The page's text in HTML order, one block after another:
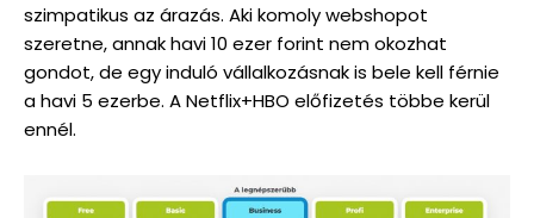
szimpatikus az árazás. Aki komoly webshopot
szeretne, annak havi 10 ezer forint nem okozhat
gondot, de egy induló vállalkozásnak is bele kell férnie
a havi 5 ezerbe. A Netflix+HBO előfizetés többe kerül
ennél.